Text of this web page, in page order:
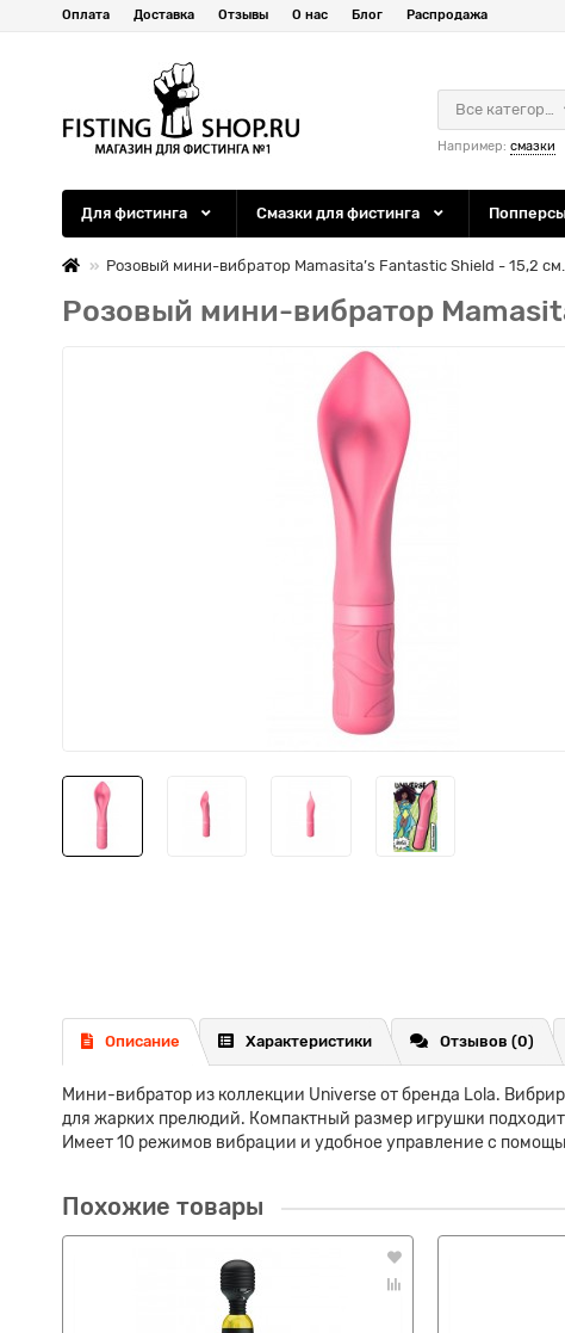
Оплата Доставка Отзывы О нас Блог Распродажа
Все категории
Например: смазки
Для фистинга Смазки для фистинга
Розовый мини-вибратор Mamasita’s Fantastic Shield - 15,2 см.
Розовый мини-вибратор
Описание Характеристики Отзывов (0)
Мини-вибратор из коллекции Universe от бренда Lola.
для жарких прелюдий. Компактный размер игрушки
Имеет 10 режимов вибрации и удобное управление с
Похожие товары